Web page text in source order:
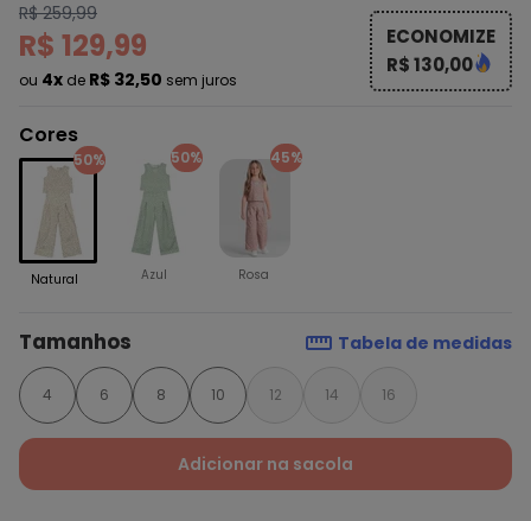
R$ 259,99
R$ 129,99
ou 4x de R$ 32,50 sem juros
ECONOMIZE
R$ 130,00
Cores
50%
Natural
50%
Azul
45%
Rosa
Tamanhos Tabela de medidas
4 6 8 10 12 14 16
Adicionar na sacola